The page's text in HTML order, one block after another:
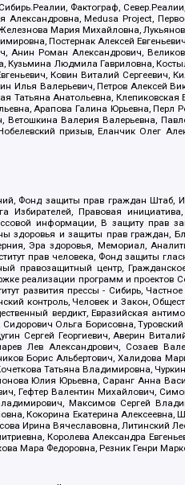
Фактограф,
Medusa Project,
Мария Михайловна,
Постернак Алексей
Роман Александрович,
Кузьмина Людмила Гавриловна,
Ковин Виталий Сергеевич,
Валерьевич, Петров Алексей
Анатольевна,
Арапова Галина Юрьевна,
Валерия Валерьевна,
призыв, Еланчик Олег
Фонд защиты прав граждан Штаб,
Правовая инициатива,
информации, В защиту прав
здоровья и защиты прав
Эра здоровья, Мемориал,
прав человека, Фонд защиты
правозащитный центр,
программ и проектов
развития прессы - Сибирь,
контроль, Человек и Закон,
вердикт, Евразийская
Ольга Борисовна, Туровский
Сергей Георгиевич, Аверин
Лев Александрович, Созаев
Борис Альбертович, Халидова
Татьяна Владимировна,
Юлия Юрьевна, Саранг Анна
Гефтер Валентин Михайлович,
Максимов Сергей
Кокорина Екатерина
Ирина Вячеславовна, Литинский
Королева Александра
Мара Федоровна, Резник Генри